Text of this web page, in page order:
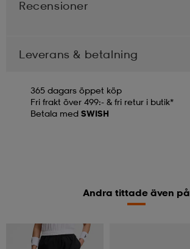
Recensioner
Leverans & betalning
365 dagars öppet köp
Fri frakt över 499:- & fri retur i butik*
Betala med SWISH
Andra tittade även på